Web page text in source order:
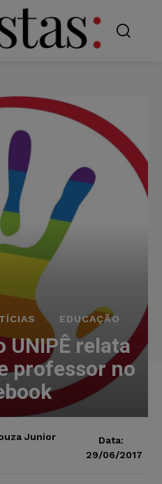
EDUCAÇÃO
UNIPÊ relata
professor no
Junior
Data:
29/06/2017